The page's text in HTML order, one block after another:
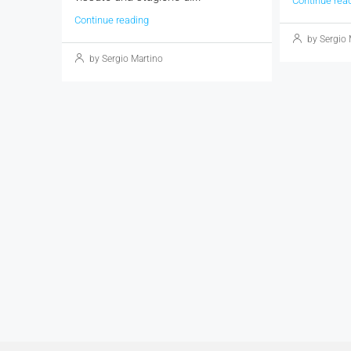
Continue reading
by Sergio Martino
by Sergio